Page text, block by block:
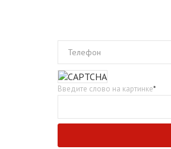
Телефон
Введите слово на картинке*